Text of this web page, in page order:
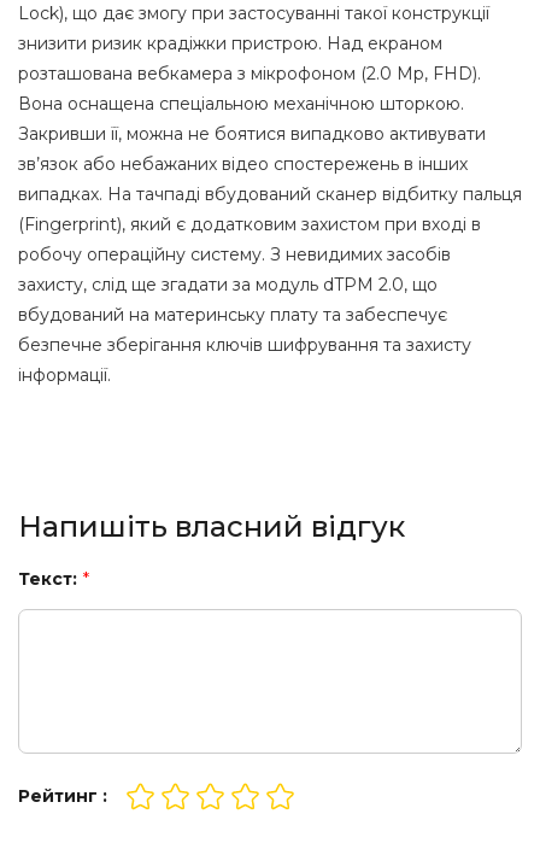
Lock), що дає змогу при застосуванні такої конструкції
знизити ризик крадіжки пристрою. Над екраном
розташована вебкамера з мікрофоном (2.0 Мр, FHD).
Вона оснащена спеціальною механічною шторкою.
Закривши її, можна не боятися випадково активувати
зв’язок або небажаних відео спостережень в інших
випадках. На тачпаді вбудований сканер відбитку пальця
(Fingerprint), який є додатковим захистом при вході в
робочу операційну систему. З невидимих засобів
захисту, слід ще згадати за модуль dTPM 2.0, що
вбудований на материнську плату та забеспечує
безпечне зберігання ключів шифрування та захисту
інформації.
Напишіть власний відгук
Текст: *
Рейтинг :